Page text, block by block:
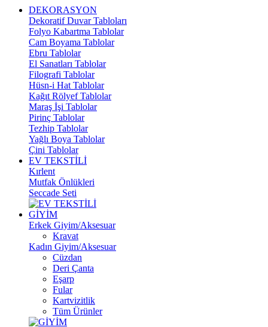
DEKORASYON
Dekoratif Duvar Tabloları
Folyo Kabartma Tablolar
Cam Boyama Tablolar
Ebru Tablolar
El Sanatları Tablolar
Filografi Tablolar
Hüsn-i Hat Tablolar
Kağıt Rölyef Tablolar
Maraş İşi Tablolar
Pirinç Tablolar
Tezhip Tablolar
Yağlı Boya Tablolar
Çini Tablolar
EV TEKSTİLİ
Kırlent
Mutfak Önlükleri
Seccade Seti
GİYİM
Erkek Giyim/Aksesuar
Kravat
Kadın Giyim/Aksesuar
Cüzdan
Deri Çanta
Eşarp
Fular
Kartvizitlik
Tüm Ürünler